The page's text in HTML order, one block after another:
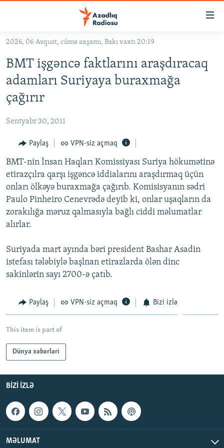
Əsas
qayıt
Əsas
qayıt
#ƏSLINDƏ
FƏRQƏ BAX
QANUNI DOĞRU
ARAŞDIRMA
MULTIMEDIA
VIDEO
FOTOQALEREYA
KARIKATURA
RADIO ARXIV
OXU ZALI
İSLAM VƏ DEMOKRATIYA
İZ - MƏDƏNIYYƏT PROQRAMI
HAQQIMIZDA
PEŞƏ ETIKASI VƏ JURNALISTIKA STANDARTLARIMIZ
MATERIALLARIMIZDAN ISTIFADƏ
BIZIMLƏ ƏLAQƏ
2026, 06 Avqust, cümə axşamı, Bakı vaxtı 20:19
BMT işgəncə faktlarını araşdıracaq
adamları Suriyaya buraxmağa
çağırır
Sentyabr 30, 2011
Paylaş VPN-siz açmaq
BMT-nin İnsan Haqları Komissiyası Suriya hökumətinə
etirazçılra qarşı işgəncə iddialarını araşdırmaq üçün
onları ölkəyə buraxmağa çağırıb. Komisisyanın sədri
Paulo Pinheiro Cenevrədə deyib ki, onlar uşaqların da
zorakılığa məruz qalmasıyla bağlı ciddi məlumatlar
alırlar.
Suriyada mart ayında bəri president Bashar Asadin
istefası tələbiylə başlnan etirazlarda ölən dinc
sakinlərin sayı 2700-ə çatıb.
Paylaş VPN-siz açmaq Bizi izlə
This item is part of
Dünya xəbərləri
BIZI IZLƏ
MƏLUMAT